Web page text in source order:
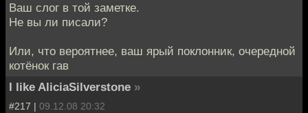
Ваш слог в той заметке.
Не вы ли писали?
Или, что вероятнее, ваш ярый поклонник, очередной
котёнок гав
I like AliciaSilverstone »
#217 | 09.12.08 20:32